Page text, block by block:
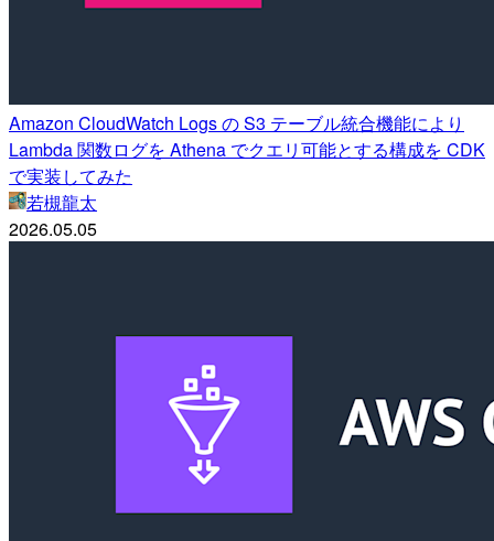
Amazon CloudWatch Logs の S3 テーブル統合機能により
Lambda 関数ログを Athena でクエリ可能とする構成を CDK
で実装してみた
若槻龍太
2026.05.05